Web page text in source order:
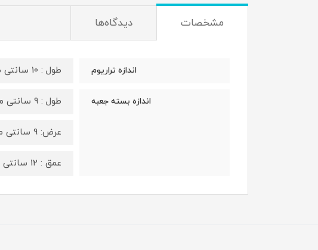
مشخصات دیدگاه‌ها
اندازه تراریوم طول : 10 سانتی متر
اندازه بسته جعبه طول : 9 سانتی متر
عرض: 9 سانتی متر
عمق : 12 سانتی متر